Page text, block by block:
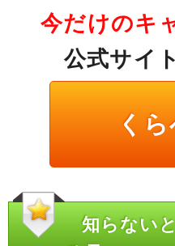
今だけのキ
公式サイ
く
知らない